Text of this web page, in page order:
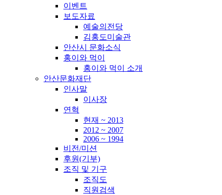
이벤트
보도자료
예술의전당
김홍도미술관
안산시 문화소식
홍이와 먹이
홍이와 먹이 소개
안산문화재단
인사말
이사장
연혁
현재 ~ 2013
2012 ~ 2007
2006 ~ 1994
비전/미션
후원(기부)
조직 및 기구
조직도
직원검색